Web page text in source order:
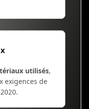
utilisés,
exigences de